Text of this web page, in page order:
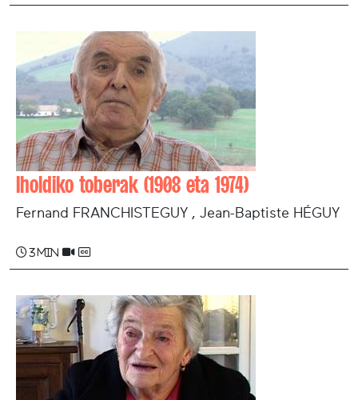
Iholdiko toberak (1908 eta 1974)
Fernand FRANCHISTEGUY , Jean-Baptiste HÉGUY
3 min